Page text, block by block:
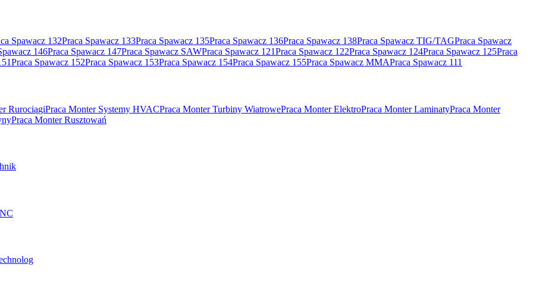
Spawacz 132Praca Spawacz 133Praca Spawacz 135Praca Spawacz 136Praca Spawacz 138Praca Spawacz TIG/TAGPraca Spawacz
146Praca Spawacz 147Praca Spawacz SAWPraca Spawacz 121Praca Spawacz 122Praca Spawacz 124Praca Spawacz 125Praca
Praca Spawacz 152Praca Spawacz 153Praca Spawacz 154Praca Spawacz 155Praca Spawacz MMAPraca Spawacz 111
RurociągiPraca Monter Systemy HVACPraca Monter Turbiny WiatrowePraca Monter ElektroPraca Monter LaminatyPraca Monter
Praca Monter Rusztowań